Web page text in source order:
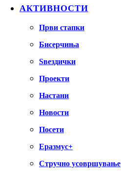
АКТИВНОСТИ
Први стапки
Бисерчиња
Ѕвездички
Проекти
Настани
Новости
Посети
Еразмус+
Стручно усовршување